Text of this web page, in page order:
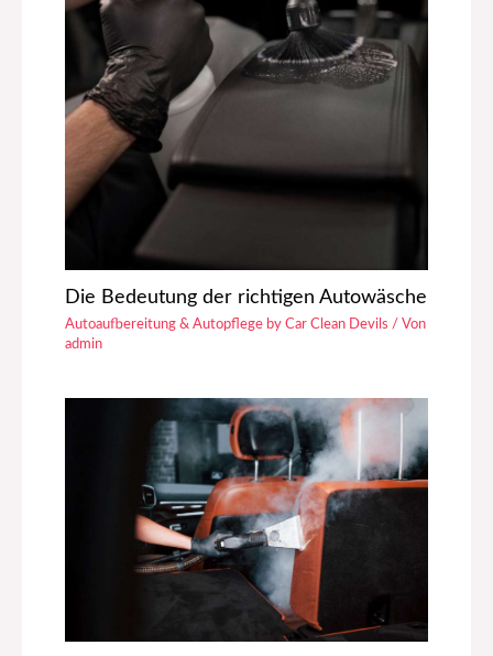
Die Bedeutung der richtigen Autowäsche
Autoaufbereitung & Autopflege by Car Clean Devils / Von
admin